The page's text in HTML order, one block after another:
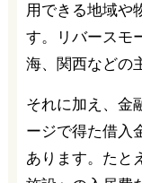
用できる地域や
す。リバースモ
海、関西などの
それに加え、金
ージで得た借入
あります。たと